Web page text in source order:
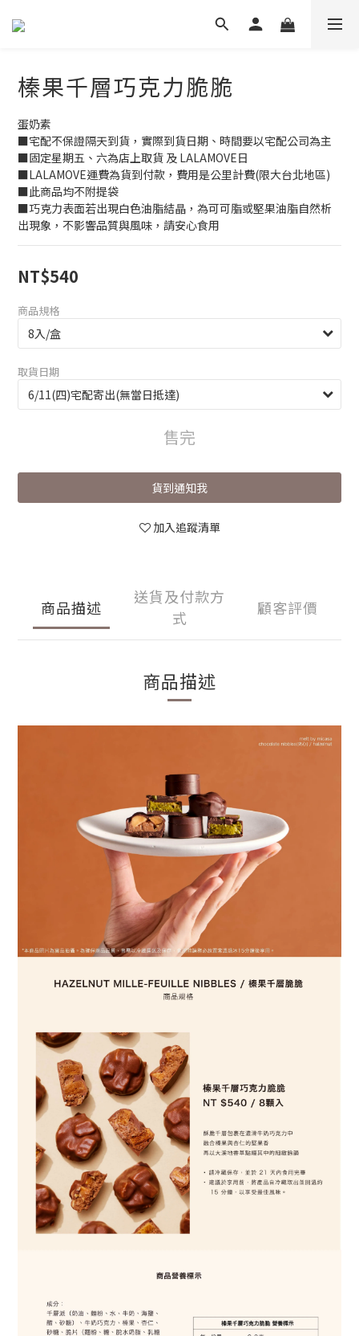
榛果千層巧克力脆脆
蛋奶素
■宅配不保證隔天到貨，實際到貨日期、時間要以宅配公司為主
■固定星期五、六為店上取貨 及 LALAMOVE日
■LALAMOVE運費為貨到付款，費用是公里計費(限大台北地區)
■此商品均不附提袋
■巧克力表面若出現白色油脂結晶，為可可脂或堅果油脂自然析
出現象，不影響品質與風味，請安心食用
NT$540
商品規格
取貨日期
售完
貨到通知我
加入追蹤清單
商品描述
送貨及付款方
式
顧客評價
商品描述